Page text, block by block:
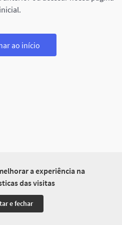
a experiência na
das visitas
e fechar
inicial.
ao início